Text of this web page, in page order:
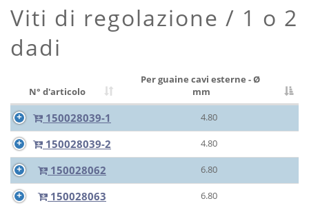
Viti di regolazione / 1 o 2
dadi
N° d'articolo
Per guaine cavi esterne - Ø
mm
150028039-1 4.80
150028039-2 4.80
150028062 6.80
150028063
6.80